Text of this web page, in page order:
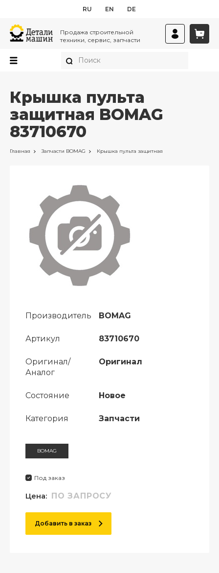
RU EN DE
Продажа строительной
техники, сервис, запчасти
Крышка пульта
защитная BOMAG
83710670
Главная Запчасти BOMAG Крышка пульта защитная
Производитель BOMAG
Артикул 83710670
Оригинал/
Аналог
Оригинал
Состояние Новое
Категория Запчасти
BOMAG
Под заказ
Цена: ПО ЗАПРОСУ
Добавить в заказ